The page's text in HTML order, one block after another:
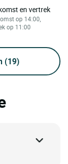
en vertrek
op 14:00,
op 11:00
(19)